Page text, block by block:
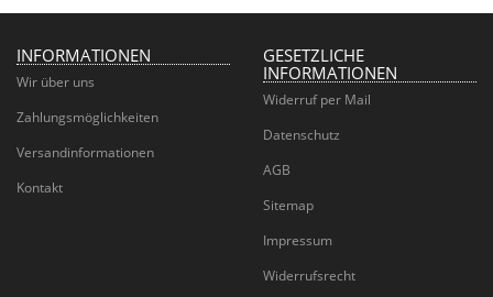
INFORMATIONEN
Wir über uns
Zahlungsmöglichkeiten
Versandinformationen
Kontakt
GESETZLICHE
INFORMATIONEN
Widerruf per Mail
Datenschutz
AGB
Sitemap
Impressum
Widerrufsrecht